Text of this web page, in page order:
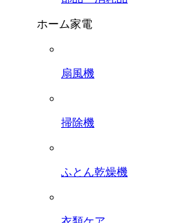
ホーム家電
扇風機
掃除機
ふとん乾燥機